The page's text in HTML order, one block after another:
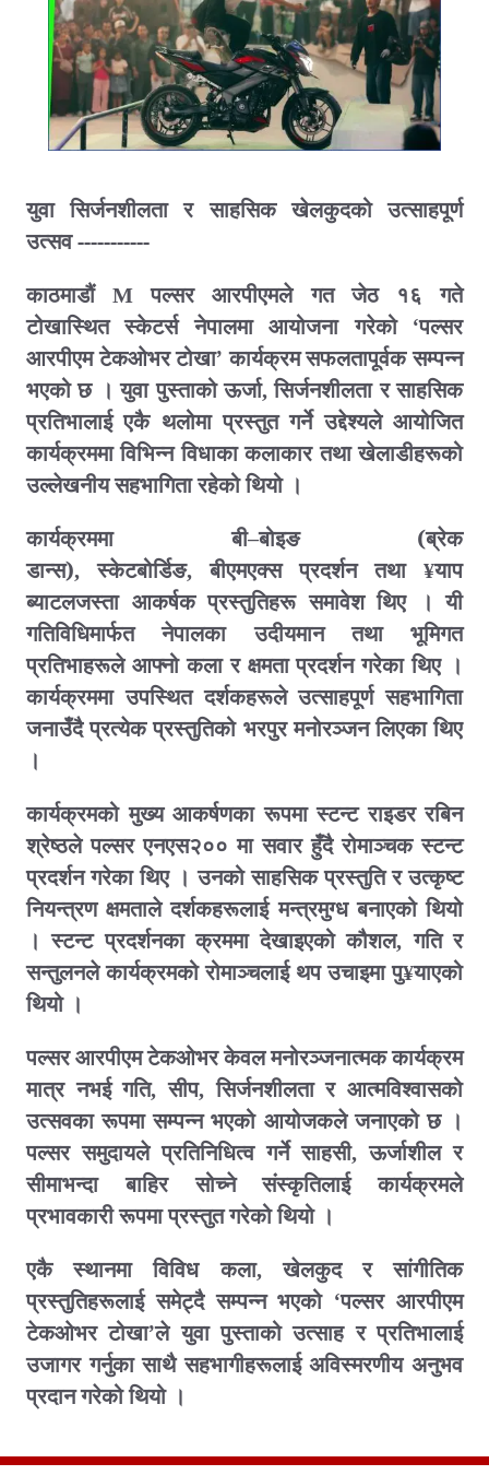
युवा सिर्जनशीलता र साहसिक खेलकुदको उत्साहपूर्ण
उत्सव -----------
काठमाडौंM
पल्सर आरपीएमले गत जेठ १६ गते
टोखास्थित स्केटर्स नेपालमा आयोजना गरेको ‘पल्सर
आरपीएम टेकओभर टोखा’ कार्यक्रम सफलतापूर्वक सम्पन्न
भएको छ । युवा पुस्ताको ऊर्जा,सिर्जनशीलता र साहसिक
प्रतिभालाई एकै थलोमा प्रस्तुत गर्ने उद्देश्यले आयोजित
कार्यक्रममा विभिन्न विधाका कलाकार तथा खेलाडीहरूको
उल्लेखनीय सहभागिता रहेको थियो ।
कार्यक्रममा बी–बोइङ (ब्रेक
डान्स),स्केटबोर्डिङ,बीएमएक्स प्रदर्शन तथा ¥याप
ब्याटलजस्ता आकर्षक प्रस्तुतिहरू समावेश थिए । यी
गतिविधिमार्फत नेपालका उदीयमान तथा भूमिगत
प्रतिभाहरूले आफ्नो कला र क्षमता प्रदर्शन गरेका थिए ।
कार्यक्रममा उपस्थित दर्शकहरूले उत्साहपूर्ण सहभागिता
जनाउँदै प्रत्येक प्रस्तुतिको भरपुर मनोरञ्जन लिएका थिए
।
कार्यक्रमको मुख्य आकर्षणका रूपमा स्टन्ट राइडर रबिन
श्रेष्ठले पल्सर एनएस२०० मा सवार हुँदै रोमाञ्चक स्टन्ट
प्रदर्शन गरेका थिए । उनको साहसिक प्रस्तुति र उत्कृष्ट
नियन्त्रण क्षमताले दर्शकहरूलाई मन्त्रमुग्ध बनाएको थियो
। स्टन्ट प्रदर्शनका क्रममा देखाइएको कौशल,गति र
सन्तुलनले कार्यक्रमको रोमाञ्चलाई थप उचाइमा पु¥याएको
थियो ।
पल्सर आरपीएम टेकओभर केवल मनोरञ्जनात्मक कार्यक्रम
मात्र नभई गति,सीप,सिर्जनशीलता र आत्मविश्वासको
उत्सवका रूपमा सम्पन्न भएको आयोजकले जनाएको छ ।
पल्सर समुदायले प्रतिनिधित्व गर्ने साहसी,ऊर्जाशील र
सीमाभन्दा बाहिर सोच्ने संस्कृतिलाई कार्यक्रमले
प्रभावकारी रूपमा प्रस्तुत गरेको थियो ।
एकै स्थानमा विविध कला,खेलकुद र सांगीतिक
प्रस्तुतिहरूलाई समेट्दै सम्पन्न भएको ‘पल्सर आरपीएम
टेकओभर टोखा’ले युवा पुस्ताको उत्साह र प्रतिभालाई
उजागर गर्नुका साथै सहभागीहरूलाई अविस्मरणीय अनुभव
प्रदान गरेको थियो ।